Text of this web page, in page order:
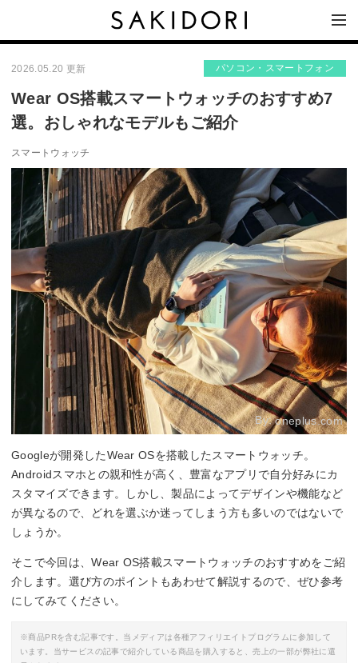
2026.05.20 更新 パソコン・スマートフォン
Wear OS搭載スマートウォッチのおすすめ7
選。おしゃれなモデルもご紹介
スマートウォッチ
By:oneplus.com
Googleが開発したWear OSを搭載したスマートウォッチ。
Androidスマホとの親和性が高く、豊富なアプリで自分好みにカ
スタマイズできます。しかし、製品によってデザインや機能など
が異なるので、どれを選ぶか迷ってしまう方も多いのではないで
しょうか。
そこで今回は、Wear OS搭載スマートウォッチのおすすめをご紹
介します。選び方のポイントもあわせて解説するので、ぜひ参考
にしてみてください。
※商品PRを含む記事です。当メディアは各種アフィリエイトプログラムに参加して
います。当サービスの記事で紹介している商品を購入すると、売上の一部が弊社に還